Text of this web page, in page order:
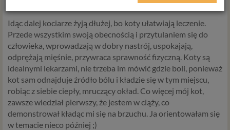
Idąc dalej kociarze żyją dłużej, bo koty ułatwiają leczenie.
Przede wszystkim swoją obecnością i przytulaniem się do
człowieka, wprowadzają w dobry nastrój, uspokajają,
odprężają mięśnie, przywraca sprawność fizyczną. Koty są
idealnymi lekarzami, nie trzeba im mówić gdzie boli, ponieważ
kot sam odnajduje źródło bólu i kładzie się w tym miejscu,
robiąc z siebie ciepły, mruczący okład. Co więcej mój kot,
zawsze wiedział pierwszy, że jestem w ciąży, co
demonstrował kładąc mi się na brzuchu. Ja orientowałam się
w temacie nieco później ;)
Z dniem 25 maja 2018 r. rozpoczyna obowiązywanie
Rozporządzenie Parlamentu Europejskiego i Rady (UE)
2016/679 z dnia 27 kwietnia 2016 r. w sprawie ochrony
osób fizycznych w związku z przetwarzaniem danych
osobowych i w sprawie swobodnego przepływu takich
danych oraz uchylenia dyrektywy 95/46/WE (określane
popularnie jako „RODO”). RODO obowiązywać będzie w
identycznym zakresie we wszystkich krajach Unii
Europejskiej, a więc także w Polsce i wprowadza szereg
zmian w zasadach regulujących przetwarzanie danych